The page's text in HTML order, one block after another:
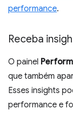
performance.
Receba
O painel
que também
Esses insights
performance e